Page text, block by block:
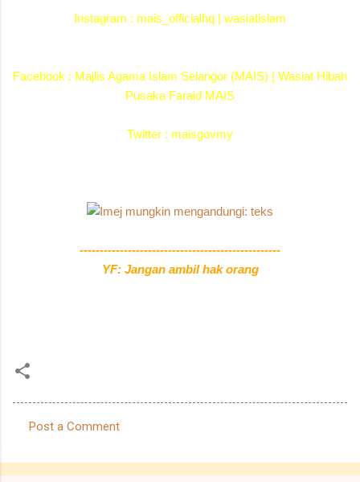
Instagram : mais_officialhq | wasiatislam
Facebook : Majlis Agama Islam Selangor (MAIS) | Wasiat Hibah
Pusaka Faraid MAIS
Twitter : maisgovmy
--------------------------------------------------
YF: Jangan ambil hak orang
o
Post a Comment